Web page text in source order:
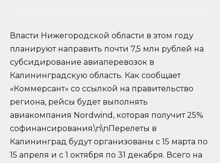
Власти Нижегородской области в этом году
планируют направить почти 7,5 млн рублей на
субсидирование авиаперевозок в
Калининградскую область. Как сообщает
«Коммерсант» со ссылкой на правительство
региона, рейсы будет выполнять
авиакомпания Nordwind, которая получит 25%
софинансирования.\n\nПерелеты в
Калининград будут организованы с 15 марта по
15 апреля и с 1 октября по 31 декабря. Всего на